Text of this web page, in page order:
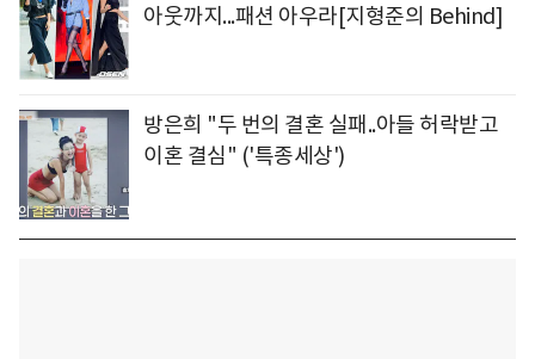
아웃까지...패션 아우라[지형준의 Behind]
방은희 "두 번의 결혼 실패..아들 허락받고
이혼 결심" ('특종세상')